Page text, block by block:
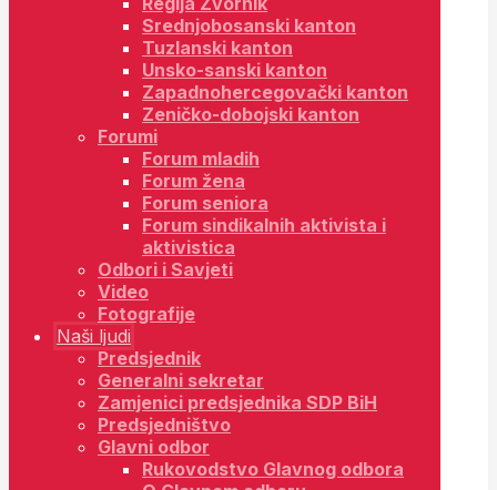
Srednjobosanski kanton
Tuzlanski kanton
Unsko-sanski kanton
Zapadnohercegovački kanton
Zeničko-dobojski kanton
Forumi
Forum mladih
Forum žena
Forum seniora
Forum sindikalnih aktivista i
aktivistica
Odbori i Savjeti
Video
Fotografije
Naši ljudi
Predsjednik
Generalni sekretar
Zamjenici predsjednika SDP BiH
Predsjedništvo
Glavni odbor
Rukovodstvo Glavnog odbora